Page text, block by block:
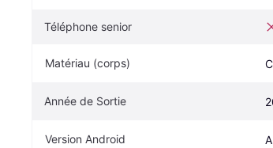
Téléphone senior
Matériau (corps)
Année de Sortie
Version Android